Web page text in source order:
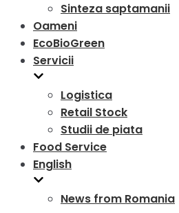
Sinteza saptamanii
Oameni
EcoBioGreen
Servicii
Logistica
Retail Stock
Studii de piata
Food Service
English
News from Romania